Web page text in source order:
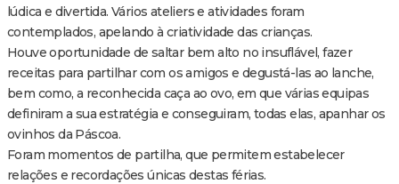
lúdica e divertida. Vários ateliers e atividades foram
contemplados, apelando à criatividade das crianças.
Houve oportunidade de saltar bem alto no insuflável, fazer
receitas para partilhar com os amigos e degustá-las ao lanche,
bem como, a reconhecida caça ao ovo, em que várias equipas
definiram a sua estratégia e conseguiram, todas elas, apanhar os
ovinhos da Páscoa.
Foram momentos de partilha, que permitem estabelecer
relações e recordações únicas destas férias.